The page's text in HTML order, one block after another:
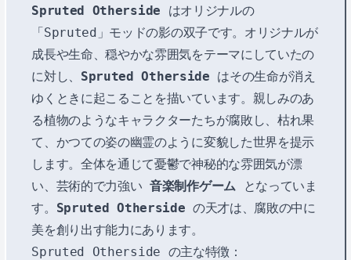
Spruted Otherside はオリジナルの
「Spruted」モッドの影の双子です。オリジナルが
成長や生命、穏やかな雰囲気をテーマにしていたの
に対し、 Spruted Otherside はその生命が消え
ゆくときに起こることを描いています。親しみのあ
る植物のようなキャラクターたちが腐敗し、枯れ果
て、かつての姿の幽霊のように変貌した世界を提示
します。全体を通じて憂鬱で神秘的な雰囲気が漂
い、芸術的で力強い音楽制作ゲームとなっていま
す。 Spruted Otherside の天才は、腐敗の中に
美を創り出す能力にあります。
Spruted Otherside の主な特徴：